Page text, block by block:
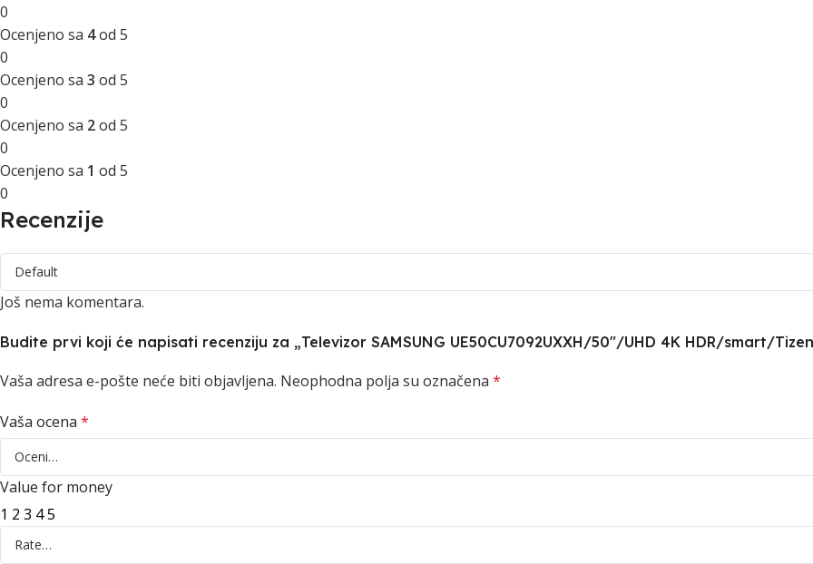
0
Ocenjeno sa 4od 5
0
Ocenjeno sa 3 od 5
0
Ocenjeno sa 2od 5
0
Ocenjeno sa 1 od 5
0
Recenzije
Još nema komentara.
Budite prvi koji će napisati recenziju za „Televizor SAMSUNG UE50CU7092UXXH/50″/UHD 4K HDR/smart/
Vaša adresa e-pošte neće biti objavljena. Neophodna polja su označena *
Vaša ocena *
Value for money
1 2 3 45